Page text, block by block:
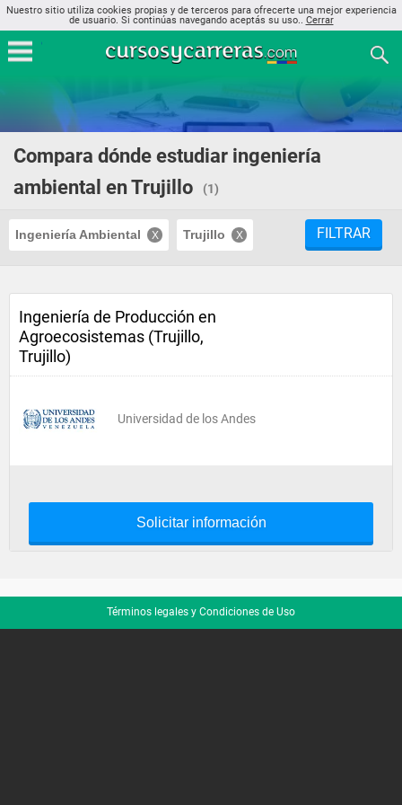
Nuestro sitio utiliza cookies propias y de terceros para ofrecerte una mejor experiencia
de usuario. Si continúas navegando aceptás su uso.. Cerrar
Compara dónde estudiar ingeniería
ambiental en Trujillo
(1)
Ingeniería Ambiental Trujillo FILTRAR
Ingeniería de Producción en
Agroecosistemas (Trujillo,
Trujillo)
Universidad de los Andes
Solicitar información
Términos legales y Condiciones de Uso